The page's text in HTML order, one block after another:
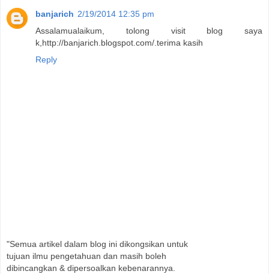
banjarich 2/19/2014 12:35 pm
Assalamualaikum, tolong visit blog saya
k,http://banjarich.blogspot.com/.terima kasih
Reply
"Semua artikel dalam blog ini dikongsikan untuk
tujuan ilmu pengetahuan dan masih boleh
dibincangkan & dipersoalkan kebenarannya.